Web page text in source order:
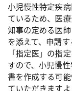
小児慢性特定疾
ているため、医
知事の定める医
を添えて、申請す
「指定医」の指
すので、小児慢
書を作成する可
ていただきます